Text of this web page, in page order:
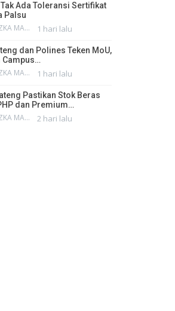
Ada Toleransi Sertifikat
Palsu
NANDA RIZKA MAHENDRA 1 hari lalu
dan Polines Teken MoU,
Campus…
NANDA RIZKA MAHENDRA 1 hari lalu
Pastikan Stok Beras
dan Premium…
NANDA RIZKA MAHENDRA 2 hari lalu